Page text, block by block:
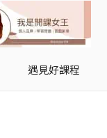
遇見好課程